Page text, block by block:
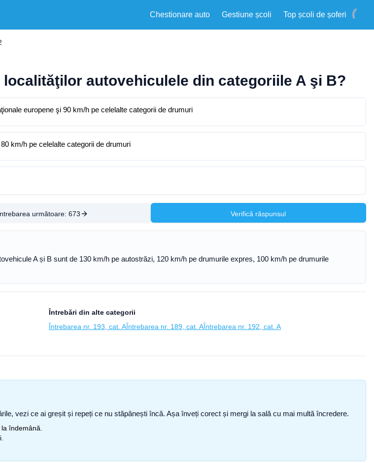
Chestionare auto Gestiune școli Top școli de șoferi
autovehiculele din categoriile A şi B?
europene şi 90 km/h pe celelalte categorii de drumuri
km/h pe celelalte categorii de drumuri
următoare: 673 Verifică răspunsul
A și B sunt de 130 km/h pe autostrăzi, 120 km/h pe drumurile expres, 100 km/h pe drumurile
Întrebări din alte categorii
Întrebarea nr. 193, cat. AÎntrebarea nr. 189, cat. AÎntrebarea nr. 192, cat. A
vezi ce ai greșit și repeți ce nu stăpânești încă. Așa înveți corect și mergi la sală cu mai multă încredere.
la îndemână.